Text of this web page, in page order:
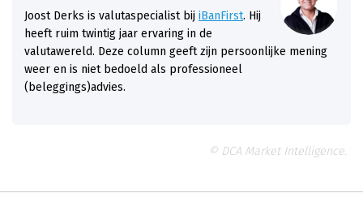
Joost Derks is valutaspecialist bij iBanFirst. Hij
heeft ruim twintig jaar ervaring in de
valutawereld. Deze column geeft zijn persoonlijke mening
weer en is niet bedoeld als professioneel
(beleggings)advies.
© DCA Market Intelligence.